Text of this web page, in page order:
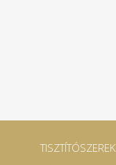
TISZTÍTÓSZEREK